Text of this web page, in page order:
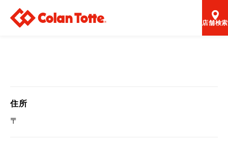
店舗検索
住所
〒